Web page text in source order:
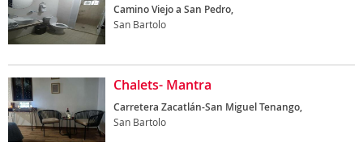
Camino Viejo a San Pedro,
San Bartolo
Chalets- Mantra
Carretera Zacatlán-San Miguel Tenango,
San Bartolo